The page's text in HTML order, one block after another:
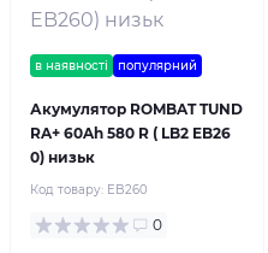
в наявності популярний
Акумулятор ROMBAT TUND
RA+ 60Ah 580 R ( LB2 EB26
0) низьк
Код товару: EB260
0